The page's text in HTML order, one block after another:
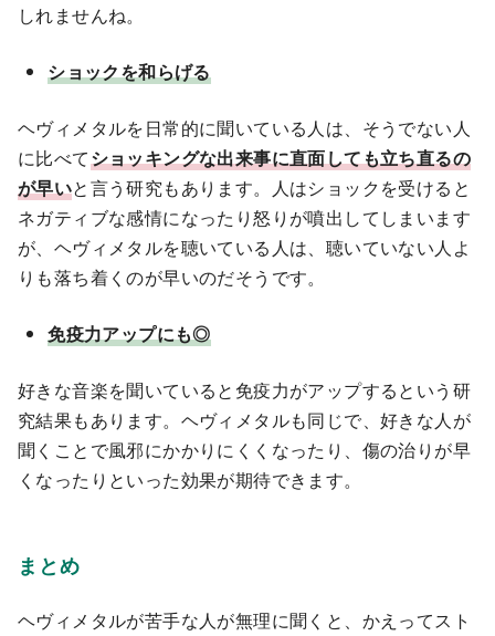
しれませんね。
ショックを和らげる
ヘヴィメタルを日常的に聞いている人は、そうでない人
に比べてショッキングな出来事に直面しても立ち直るの
が早いと言う研究もあります。人はショックを受けると
ネガティブな感情になったり怒りが噴出してしまいます
が、ヘヴィメタルを聴いている人は、聴いていない人よ
りも落ち着くのが早いのだそうです。
免疫力アップにも◎
好きな音楽を聞いていると免疫力がアップするという研
究結果もあります。ヘヴィメタルも同じで、好きな人が
聞くことで風邪にかかりにくくなったり、傷の治りが早
くなったりといった効果が期待できます。
まとめ
ヘヴィメタルが苦手な人が無理に聞くと、かえってスト